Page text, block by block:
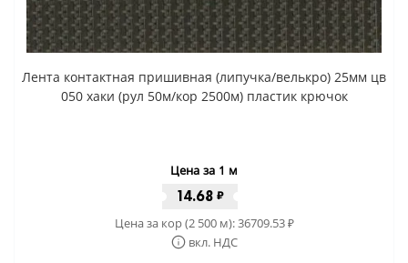
Лента контактная пришивная (липучка/велькро) 25мм цв
050 хаки (рул 50м/кор 2500м) пластик крючок
Цена за 1 м
14.68 ₽
Цена за кор (2 500 м):36709.53₽
вкл. НДС